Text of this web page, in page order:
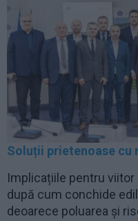
Soluții prietenoase cu
Implicațiile pentru
după cum conchide
deoarece poluarea și